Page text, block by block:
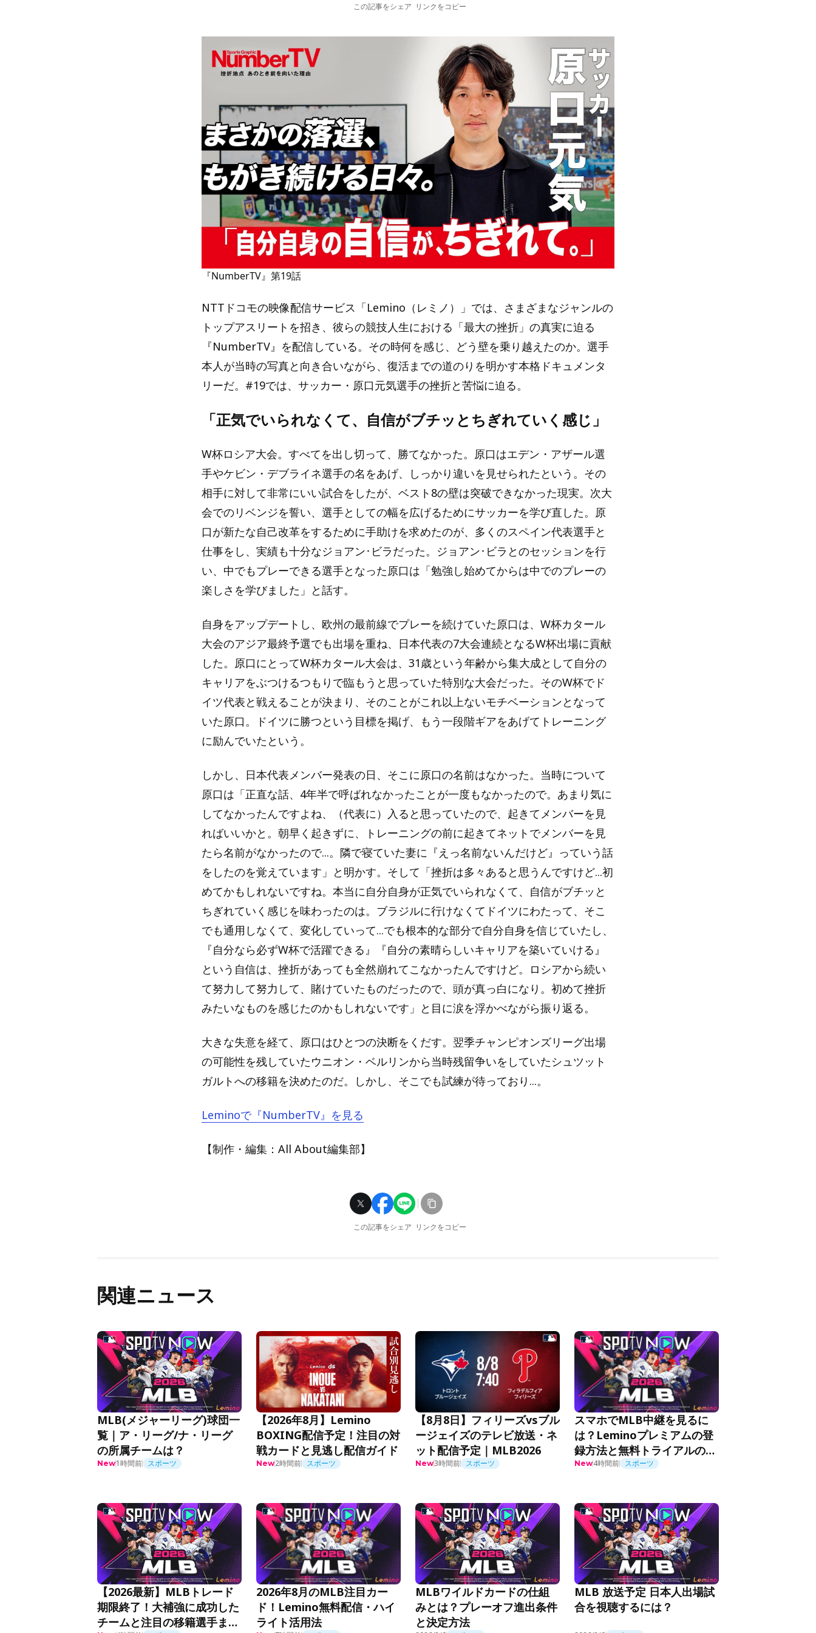
この記事をシェア リンクをコピー
『NumberTV』第19話
NTTドコモの映像配信サービス「Lemino（レミノ）」では、さまざまなジャンルの
トップアスリートを招き、彼らの競技人生における「最大の挫折」の真実に迫る
『NumberTV』を配信している。その時何を感じ、どう壁を乗り越えたのか。選手
本人が当時の写真と向き合いながら、復活までの道のりを明かす本格ドキュメンタ
リーだ。#19では、サッカー・原口元気選手の挫折と苦悩に迫る。
「正気でいられなくて、自信がブチッとちぎれていく感じ」
W杯ロシア大会。すべてを出し切って、勝てなかった。原口はエデン・アザール選
手やケビン・デブライネ選手の名をあげ、しっかり違いを見せられたという。その
相手に対して非常にいい試合をしたが、ベスト8の壁は突破できなかった現実。次大
会でのリベンジを誓い、選手としての幅を広げるためにサッカーを学び直した。原
口が新たな自己改革をするために手助けを求めたのが、多くのスペイン代表選手と
仕事をし、実績も十分なジョアン･ビラだった。ジョアン･ビラとのセッションを行
い、中でもプレーできる選手となった原口は「勉強し始めてからは中でのプレーの
楽しさを学びました」と話す。
自身をアップデートし、欧州の最前線でプレーを続けていた原口は、W杯カタール
大会のアジア最終予選でも出場を重ね、日本代表の7大会連続となるW杯出場に貢献
した。原口にとってW杯カタール大会は、31歳という年齢から集大成として自分の
キャリアをぶつけるつもりで臨もうと思っていた特別な大会だった。そのW杯でド
イツ代表と戦えることが決まり、そのことがこれ以上ないモチベーションとなって
いた原口。ドイツに勝つという目標を掲げ、もう一段階ギアをあげてトレーニング
に励んでいたという。
しかし、日本代表メンバー発表の日、そこに原口の名前はなかった。当時について
原口は「正直な話、4年半で呼ばれなかったことが一度もなかったので。あまり気に
してなかったんですよね、（代表に）入ると思っていたので、起きてメンバーを見
ればいいかと。朝早く起きずに、トレーニングの前に起きてネットでメンバーを見
たら名前がなかったので...。隣で寝ていた妻に『えっ名前ないんだけど』っていう話
をしたのを覚えています」と明かす。そして「挫折は多々あると思うんですけど...初
めてかもしれないですね。本当に自分自身が正気でいられなくて、自信がブチッと
ちぎれていく感じを味わったのは。ブラジルに行けなくてドイツにわたって、そこ
でも通用しなくて、変化していって...でも根本的な部分で自分自身を信じていたし、
『自分なら必ずW杯で活躍できる』『自分の素晴らしいキャリアを築いていける』
という自信は、挫折があっても全然崩れてこなかったんですけど。ロシアから続い
て努力して努力して、賭けていたものだったので、頭が真っ白になり。初めて挫折
みたいなものを感じたのかもしれないです」と目に涙を浮かべながら振り返る。
大きな失意を経て、原口はひとつの決断をくだす。翌季チャンピオンズリーグ出場
の可能性を残していたウニオン・ベルリンから当時残留争いをしていたシュツット
ガルトへの移籍を決めたのだ。しかし、そこでも試練が待っており...。
Leminoで『NumberTV』を見る
【制作・編集：All About編集部】
この記事をシェア リンクをコピー
関連ニュース
MLB(メジャーリーグ)球団一
覧｜ア・リーグ/ナ・リーグ
の所属チームは？
New1時間前 スポーツ
【2026年8月】Lemino
BOXING配信予定！注目の対
戦カードと見逃し配信ガイド
New2時間前 スポーツ
【8月8日】フィリーズvsブル
ージェイズのテレビ放送・ネ
ット配信予定｜MLB2026
New3時間前 スポーツ
スマホでMLB中継を見るに
は？Leminoプレミアムの登
録方法と無料トライアルの活
用法
New4時間前 スポーツ
【2026最新】MLBトレード
期限終了！大補強に成功した
チームと注目の移籍選手まと
2026年8月のMLB注目カー
ド！Lemino無料配信・ハイ
ライト活用法
MLBワイルドカードの仕組
みとは？プレーオフ進出条件
と決定方法
MLB 放送予定 日本人出場試
合を視聴するには？